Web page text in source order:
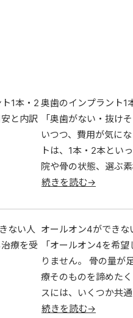
奥歯のインプラント1
「奥歯がない・抜け
いつつ、費用が気に
トは、1本・2本とい
院や骨の状態、選ぶ
続きを読む→
オールオン4ができ
「オールオン4を希
りません。 骨の量が
療そのものを諦めた
スには、いくつか共
続きを読む→